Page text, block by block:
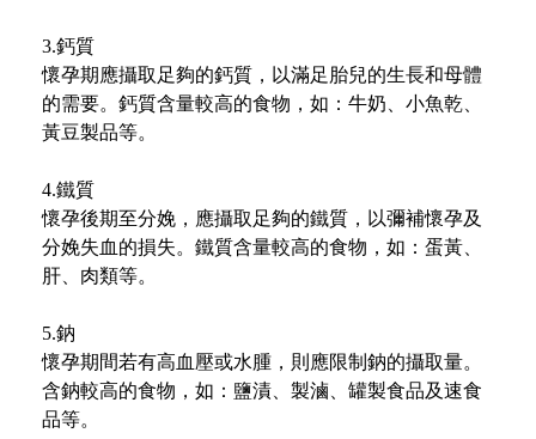
3.鈣質
懷孕期應攝取足夠的鈣質，以滿足胎兒的生長和母體
的需要。鈣質含量較高的食物，如：牛奶、小魚乾、
黃豆製品等。
4.鐵質
懷孕後期至分娩，應攝取足夠的鐵質，以彌補懷孕及
分娩失血的損失。鐵質含量較高的食物，如：蛋黃、
肝、肉類等。
5.鈉
懷孕期間若有高血壓或水腫，則應限制鈉的攝取量。
含鈉較高的食物，如：鹽漬、製滷、罐製食品及速食
品等。